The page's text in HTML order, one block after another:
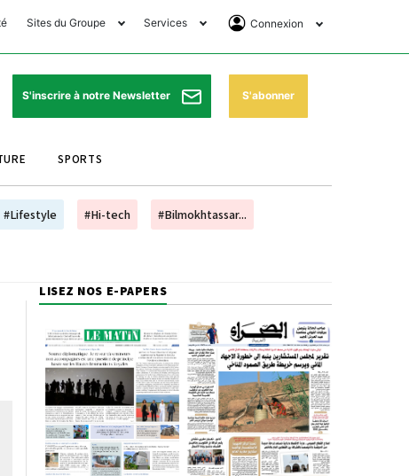
Sites du Groupe
Club Avantages
Le Matin Sports
Le Matin Store
Le Matin Annonces
Morocco Today Forum
Bookclub
Services
Horaires de prières
Pharmacies de garde
Programme TV
Cinéma
Connexion
Se Connecter
Abonnement
S'inscrire à notre Newsletter S'abonner
SPORTS
#Lifestyle #Hi-tech #Bilmokhtassar...
LISEZ NOS E-PAPERS